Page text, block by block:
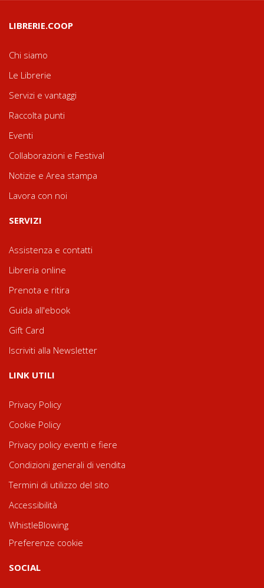
LIBRERIE.COOP
Chi siamo
Le Librerie
Servizi e vantaggi
Raccolta punti
Eventi
Collaborazioni e Festival
Notizie e Area stampa
Lavora con noi
SERVIZI
Assistenza e contatti
Libreria online
Prenota e ritira
Guida all'ebook
Gift Card
Iscriviti alla Newsletter
LINK UTILI
Privacy Policy
Cookie Policy
Privacy policy eventi e fiere
Condizioni generali di vendita
Termini di utilizzo del sito
Accessibilità
WhistleBlowing
Preferenze cookie
SOCIAL